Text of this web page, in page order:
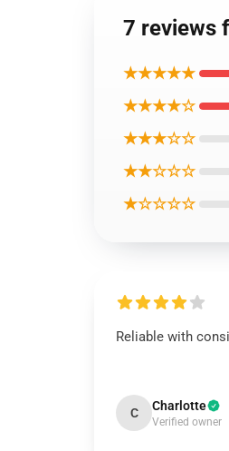
7 reviews
★★★★★
★★★★☆
★★★☆☆
★★☆☆☆
★☆☆☆☆
Reliable with
C Charlotte
Verified owner